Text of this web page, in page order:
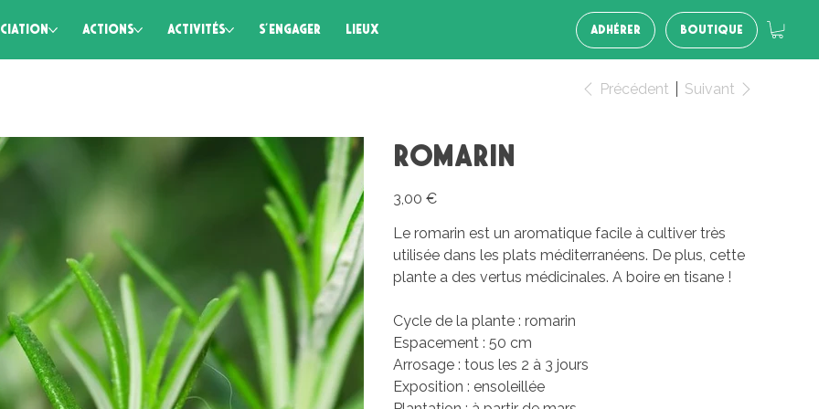
ADHÉRER BOUTIQUE
ACTIONS ACTIVITÉS S'ENGAGER LIEUX
Précédent Suivant
Romarin
3,00 €
Le romarin est un aromatique facile à cultiver très
utilisée dans les plats méditerranéens. De plus, cette
plante a des vertus médicinales. A boire en tisane !
Cycle de la plante : romarin
Espacement : 50 cm
Arrosage : tous les 2 à 3 jours
Exposition : ensoleillée